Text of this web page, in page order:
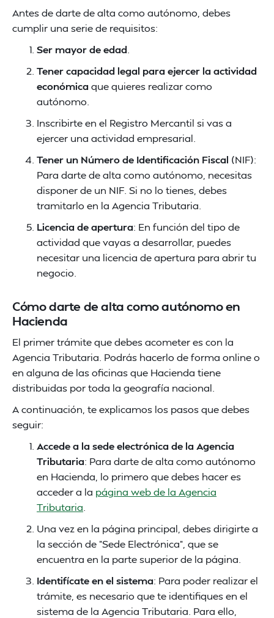
Antes de darte de alta como autónomo, debes
cumplir una serie de requisitos:
Ser mayor de edad
Tener capacidad legal para ejercer la actividad
económica que quieres realizar como
autónomo.
Inscribirte en el Registro Mercantil si vas a
ejercer una actividad empresarial.
Tener un Número de Identificación Fiscal (NIF):
Para darte de alta como autónomo, necesitas
disponer de un NIF. Si no lo tienes, debes
tramitarlo en la Agencia Tributaria.
Licencia de apertura: En función del tipo de
actividad que vayas a desarrollar, puedes
necesitar una licencia de apertura para abrir tu
negocio.
Cómo darte de alta como autónomo en
Hacienda
El primer trámite que debes acometer es con la
Agencia Tributaria. Podrás hacerlo de forma online o
en alguna de las oficinas que Hacienda tiene
distribuidas por toda la geografía nacional.
A continuación, te explicamos los pasos que debes
seguir:
Accede a la sede electrónica de la Agencia
Tributaria: Para darte de alta como autónomo
en Hacienda, lo primero que debes hacer es
acceder a la página web de la Agencia
Tributaria
Una vez en la página principal, debes dirigirte a
la sección de "Sede Electrónica", que se
encuentra en la parte superior de la página.
Identifícate en el sistema: Para poder realizar el
trámite, es necesario que te identifiques en el
sistema de la Agencia Tributaria. Para ello,